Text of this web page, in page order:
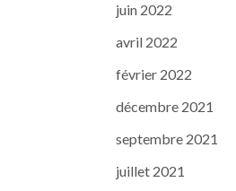
juin 2022
avril 2022
février 2022
décembre 2021
septembre 2021
juillet 2021